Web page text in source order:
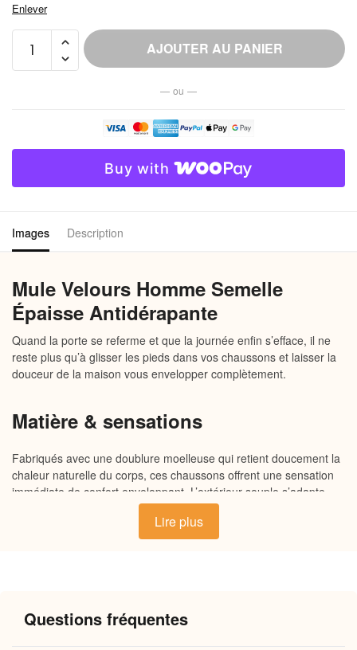
Enlever
Mule
Épaisse
AJOUTER AU PANIER
— ou —
Buy with
Images Description
Mule Velours Homme Semelle
Épaisse Antidérapante
Quand la porte se referme et que la journée enfin s’efface, il ne
reste plus qu’à glisser les pieds dans vos chaussons et laisser la
douceur de la maison vous envelopper complètement.
Matière & sensations
Fabriqués avec une doublure moelleuse qui retient doucement la
chaleur naturelle du corps, ces chaussons offrent une sensation
immédiate de confort enveloppant. L’extérieur souple s’adapte
aux contours du pied sans compression, tandis que la semelle
antidérapante assure une bonne tenue sur tous les sols. Chaque
matière a été choisie pour sa douceur au toucher et sa capacité à
Pourquoi vous allez l’adorer
Lire plus
Questions fréquentes